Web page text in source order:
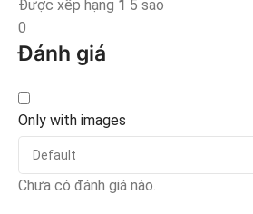
Được xếp hạng 1 5 sao
0
Đánh giá
Only with images
Chưa có đánh giá nào.